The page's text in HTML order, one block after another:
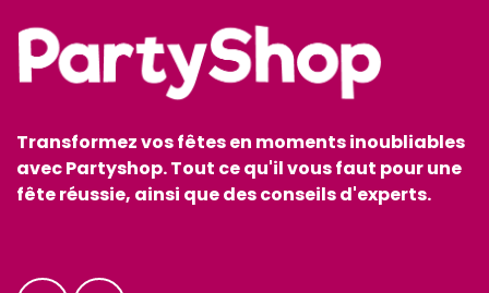
Transformez vos fêtes en moments inoubliables
avec Partyshop. Tout ce qu'il vous faut pour une
fête réussie, ainsi que des conseils d'experts.